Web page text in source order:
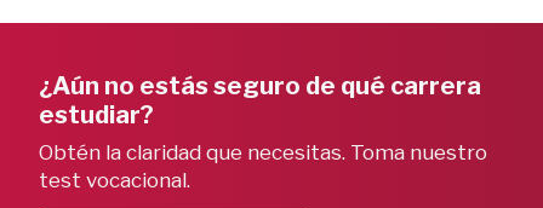
¿Aún no estás seguro de qué carrera
estudiar?
Obtén la claridad que necesitas. Toma nuestro
test vocacional.